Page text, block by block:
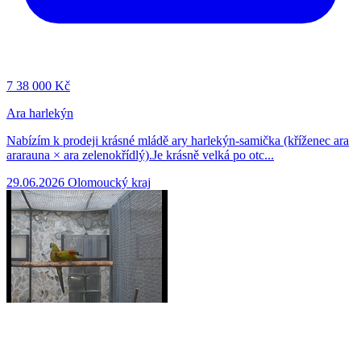
7 38 000 Kč
Ara harlekýn
Nabízím k prodeji krásné mládě ary harlekýn-samička (kříženec ara
ararauna × ara zelenokřídlý).Je krásně velká po otc...
29.06.2026 Olomoucký kraj